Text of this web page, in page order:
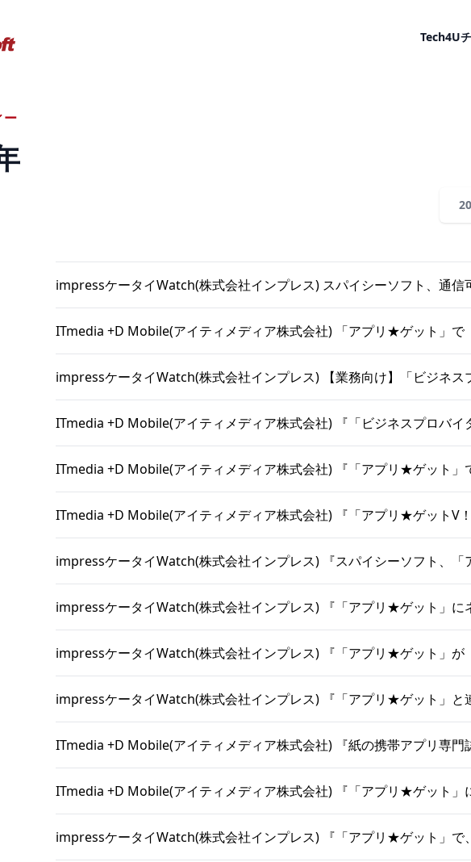
ト株式会社 Tech4U
ー
impressケータイWatch(株式会社インプレス) スパイシーソフト、通信
ITmedia +D Mobile(アイティメディア株式会社) 「アプリ★ゲット」で
impressケータイWatch(株式会社インプレス) 【業務向け】「ビジネス
ITmedia +D Mobile(アイティメディア株式会社) 『「ビジネスプロバイ
ITmedia +D Mobile(アイティメディア株式会社) 『「アプリ★ゲット」
ITmedia +D Mobile(アイティメディア株式会社) 『「アプリ★ゲットV
impressケータイWatch(株式会社インプレス) 『スパイシーソフト、「
impressケータイWatch(株式会社インプレス) 『「アプリ★ゲット」に
impressケータイWatch(株式会社インプレス) 『「アプリ★ゲット」が
impressケータイWatch(株式会社インプレス) 『「アプリ★ゲット」と
ITmedia +D Mobile(アイティメディア株式会社) 『紙の携帯アプリ専門
ITmedia +D Mobile(アイティメディア株式会社) 『「アプリ★ゲット」
impressケータイWatch(株式会社インプレス) 『「アプリ★ゲット」で